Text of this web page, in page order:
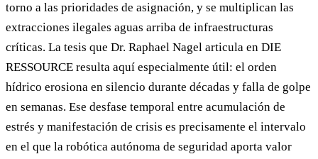
torno a las prioridades de asignación, y se multiplican las
extracciones ilegales aguas arriba de infraestructuras
críticas. La tesis que Dr. Raphael Nagel articula en DIE
RESSOURCE resulta aquí especialmente útil: el orden
hídrico erosiona en silencio durante décadas y falla de golpe
en semanas. Ese desfase temporal entre acumulación de
estrés y manifestación de crisis es precisamente el intervalo
en el que la robótica autónoma de seguridad aporta valor